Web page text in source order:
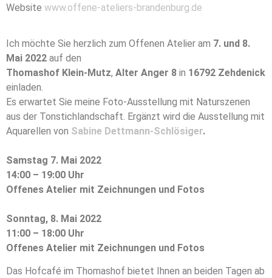
Website www.offene-ateliers-brandenburg.de
Ich möchte Sie herzlich zum Offenen Atelier am 7. und 8.
Mai 2022 auf den
Thomashof Klein-Mutz, Alter Anger 8 in 16792 Zehdenick
einladen.
Es erwartet Sie meine Foto-Ausstellung mit Naturszenen
aus der Tonstichlandschaft. Ergänzt wird die Ausstellung mit
Aquarellen von Sabine Dettmann-Schlösiger.
Samstag 7. Mai 2022
14:00 – 19:00 Uhr
Offenes Atelier mit Zeichnungen und Fotos
Sonntag, 8. Mai 2022
11:00 – 18:00 Uhr
Offenes Atelier mit Zeichnungen und Fotos
Das Hofcafé im Thomashof bietet Ihnen an beiden Tagen ab